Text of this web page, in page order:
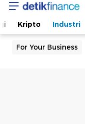
Kripto Industri
For Your Business